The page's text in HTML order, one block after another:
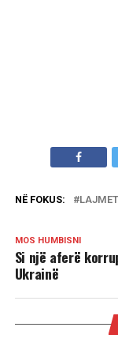
NË FOKUS:
MOS HUMBISNI
Si një aferë
Ukrainë